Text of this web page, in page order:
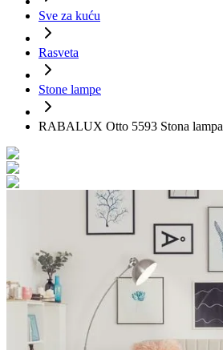
Sve za kuću
Rasveta
Stone lampe
RABALUX Otto 5593 Stona lampa